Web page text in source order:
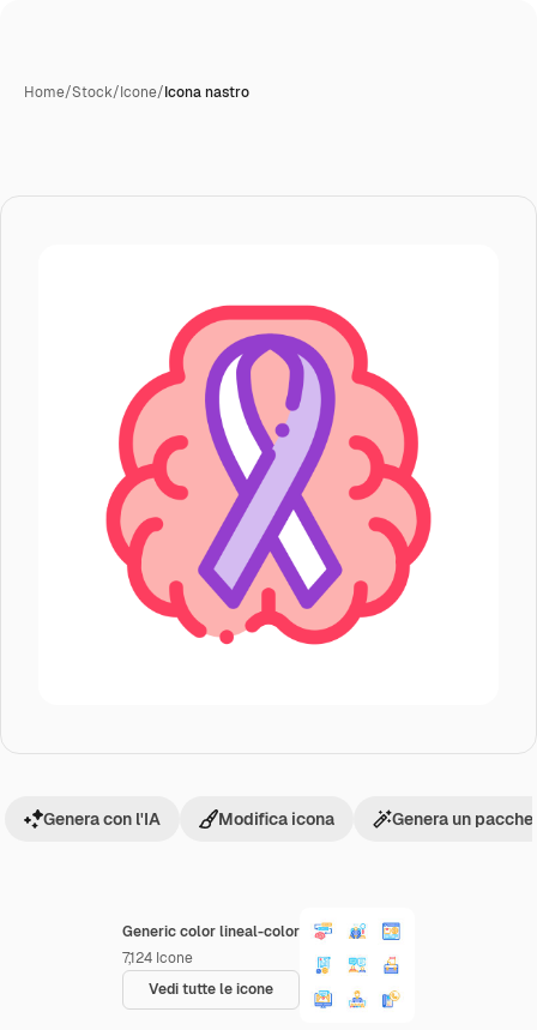
Home/Stock/Icone/Icona nastro
Generic color lineal-color
7,124 Icone
Vedi tutte le icone
Genera con l'IA Modifica icona Genera un